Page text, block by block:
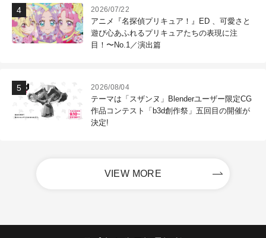
2026/07/22
アニメ『名探偵プリキュア！』ED 、可愛さと
遊び心あふれるプリキュアたちの表現に注
目！〜No.1／演出篇
2026/08/04
テーマは「スザンヌ」Blenderユーザー限定CG
作品コンテスト「b3d創作祭」五回目の開催が
決定!
VIEW MORE